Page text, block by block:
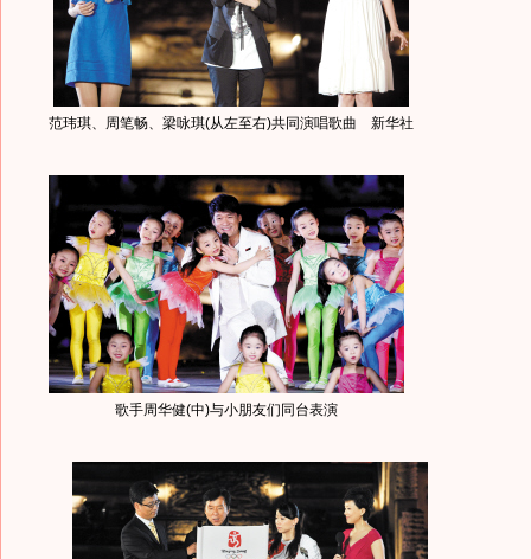
范玮琪、周笔畅、梁咏琪(从左至右)共同演唱歌曲 新华社
歌手周华健(中)与小朋友们同台表演